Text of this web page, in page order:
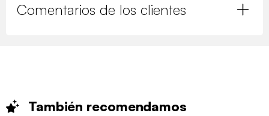
Comentarios de los clientes
También recomendamos